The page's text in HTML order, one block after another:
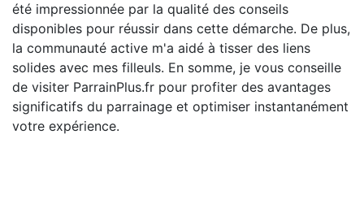
été impressionnée par la qualité des conseils
disponibles pour réussir dans cette démarche. De plus,
la communauté active m'a aidé à tisser des liens
solides avec mes filleuls. En somme, je vous conseille
de visiter ParrainPlus.fr pour profiter des avantages
significatifs du parrainage et optimiser instantanément
votre expérience.